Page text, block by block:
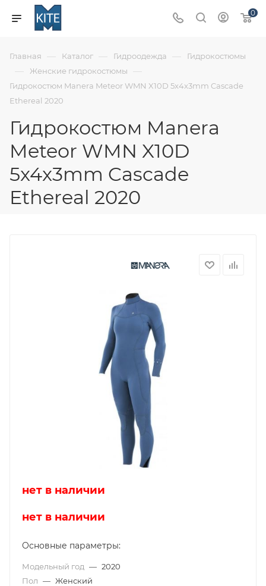
0
Главная — Каталог — Гидроодежда — Гидрокостюмы
— Женские гидрокостюмы —
Гидрокостюм Manera Meteor WMN X10D 5x4x3mm Cascade
Ethereal 2020
Гидрокостюм Manera
Meteor WMN X10D
5x4x3mm Cascade
Ethereal 2020
нет в наличии
нет в наличии
Основные параметры:
Модельный год — 2020
Пол — Женский